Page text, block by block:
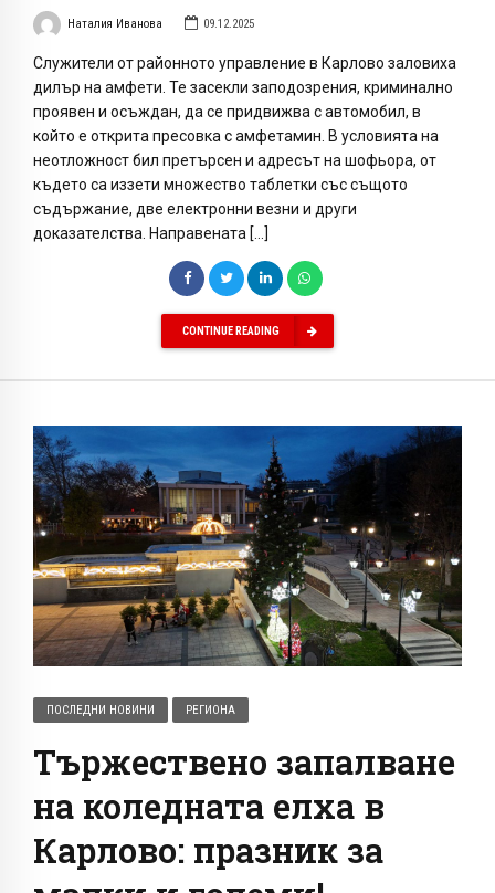
Наталия Иванова 09.12.2025
Служители от районното управление в Карлово заловиха
дилър на амфети. Те засекли заподозрения, криминално
проявен и осъждан, да се придвижва с автомобил, в
който е открита пресовка с амфетамин. В условията на
неотложност бил претърсен и адресът на шофьора, от
където са иззети множество таблетки със същото
съдържание, две електронни везни и други
доказателства. Направената […]
CONTINUE READING
ПОСЛЕДНИ НОВИНИ РЕГИОНА
Тържествено запалване
на коледната елха в
Карлово: празник за